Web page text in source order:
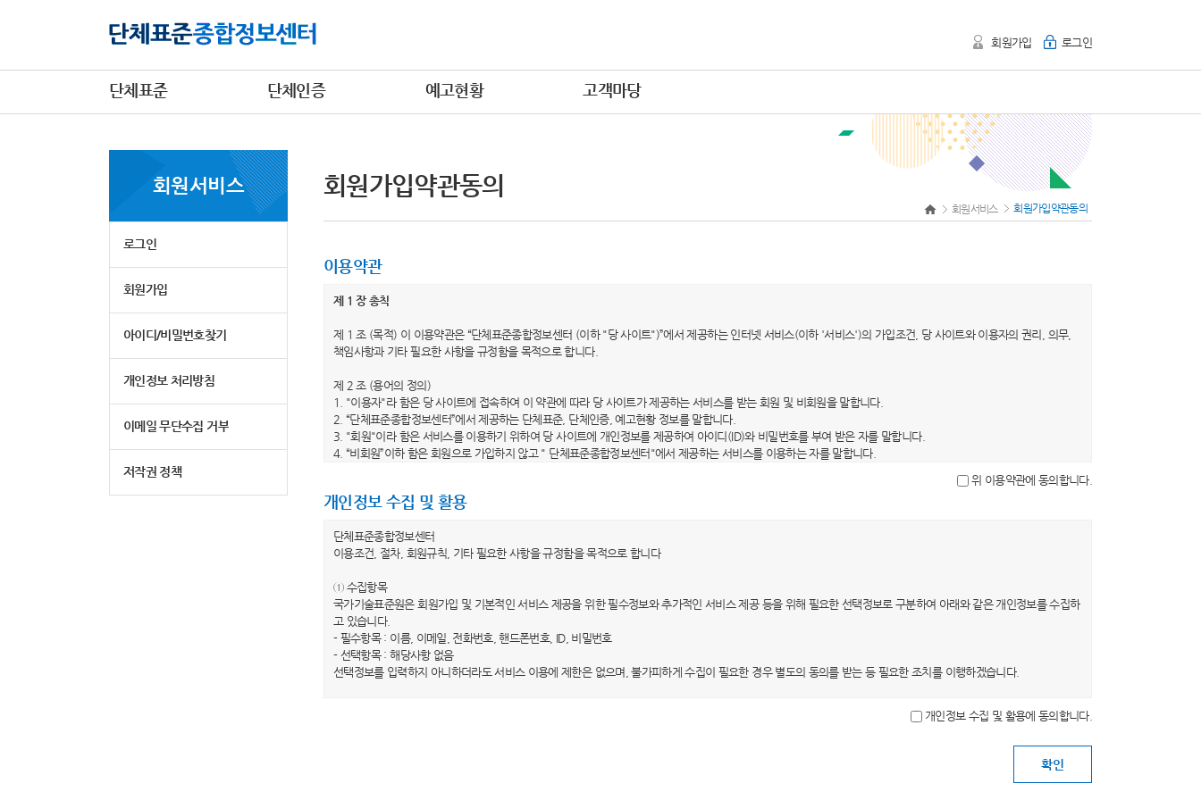
회원가입 로그인
단체표준 단체인증 예고현황 고객마당
회원서비스
로그인
회원가입
아이디/비밀번호찾기
개인정보 처리방침
이메일 무단수집 거부
저작권 정책
회원가입약관동의
회원서비스 회원가입약관동의
이용약관
제 1 장 총칙
제 1 조 (목적) 이 이용약관은 “단체표준종합정보센터 (이하 "당 사이트")”에서 제공하는 인터넷 서비스(이하 '서비스')의 가입조건, 당 사이트와 이용자의 권리, 의무,
책임사항과 기타 필요한 사항을 규정함을 목적으로 합니다.
제 2 조 (용어의 정의)
1. "이용자"라 함은 당 사이트에 접속하여 이 약관에 따라 당 사이트가 제공하는 서비스를 받는 회원 및 비회원을 말합니다.
2. “단체표준종합정보센터”에서 제공하는 단체표준, 단체인증, 예고현황 정보를 말합니다.
3. "회원"이라 함은 서비스를 이용하기 위하여 당 사이트에 개인정보를 제공하여 아이디(ID)와 비밀번호를 부여 받은 자를 말합니다.
4. “비회원”이하 함은 회원으로 가입하지 않고 " 단체표준종합정보센터"에서 제공하는 서비스를 이용하는 자를 말합니다.
6. "비밀번호"라 함은 회원이 자신의 개인정보 및 직접 작성한 비공개 콘텐츠의 보호를 위하여 선정한 문자, 숫자 및 특수문자의 조합을 말합니다.
1. 당 사이트는 이 약관의 내용을 회원이 알 수 있도록 당 사이트의 초기 서비스화면에 게시합니다. 다만, 약관의 내용은 이용자가 연결화면을 통하여 볼 수 있도록 할
수 있습니다.
전부터 적용일자 전일까지 공지합니다. 다만, 회원에게 불리하게 약관내용을 변경하는 경우에는 최소한 30일 이상의 사전 유예기간을 두고 공지합니다. 이 경우 당 사
이트는 개정 전 내용과 개정 후 내용을 명확하게 비교하여 이용자가 알기 쉽도록 표시합니다.
3. 당 사이트가 전항에 따라 개정약관을 공지하면서 “개정일자 적용 이전까지 회원이 명시적으로 거부의 의사표시를 하지 않는 경우 회원이 개정약관에 동의한 것으로
봅니다.”라는 취지를 명확하게 공지하였음에도 회원이 명시적으로 거부의 의사표시를 하지 않은 경우에는 개정약관에 동의한 것으로 봅니다. 회원이 개정약관에 동의
하지 않는 경우 당 사이트 이용계약을 해지할 수 있습니다.
위 이용약관에 동의합니다.
개인정보 수집 및 활용
단체표준종합정보센터
이용조건, 절차, 회원규칙, 기타 필요한 사항을 규정함을 목적으로 합니다
① 수집항목
국가기술표준원은 회원가입 및 기본적인 서비스 제공을 위한 필수정보와 추가적인 서비스 제공 등을 위해 필요한 선택정보로 구분하여 아래와 같은 개인정보를 수집하
고 있습니다.
- 필수항목 : 이름, 이메일, 전화번호, 핸드폰번호, ID, 비밀번호
- 선택항목 : 해당사항 없음
선택정보를 입력하지 아니하더라도 서비스 이용에 제한은 없으며, 불가피하게 수집이 필요한 경우 별도의 동의를 받는 등 필요한 조치를 이행하겠습니다.
국가기술표준원은 수집한 개인정보를 홈페이지 서비스 제공을 위한 회원관리 목적으로만 이용하며, 이용목적이 변경될 경우 별도의 동의를 받는 등 필요한 조치를 이
개인정보 수집 및 활용에 동의합니다.